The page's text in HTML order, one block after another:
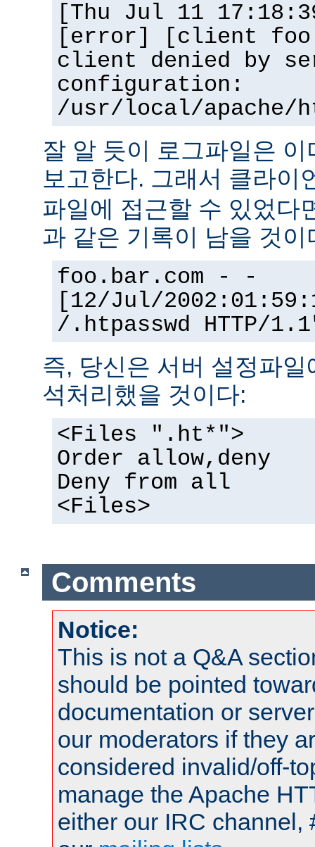
[Thu Jul 11
[error] [client
client denied by
configuration:
/usr/local/apache/
잘 알 듯이 로그파일은
보고한다. 그래서 클라이
파일에 접근할 수 있었다
과 같은 기록이 남을 것이
foo.bar.com - -
[12/Jul/
/.htpasswd HTTP/
즉, 당신은 서버 설정파
석처리했을 것이다:
<Files ".ht*">
Order allow,deny
Deny from all
<Files>
Comments
Notice:
This is not a Q&A
should be pointed
documentation or
our moderators if they
considered invalid/off-
manage the Apache
either our IRC channel,